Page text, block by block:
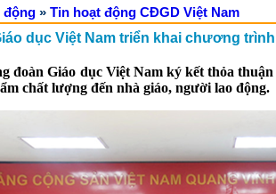
động » Tin hoạt động CĐGD Việt Nam
dục Việt Nam triển khai chương
đoàn Giáo dục Việt Nam ký kết thỏa
chất lượng đến nhà giáo, người lao động.